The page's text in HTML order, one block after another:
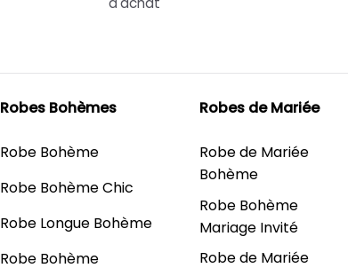
Robes Bohèmes
Robe Bohème
Robe Bohème Chic
Robe Longue Bohème
Robe Bohème
Robes de Mariée
Robe de Mariée
Bohème
Robe Bohème
Mariage Invité
Robe de Mariée